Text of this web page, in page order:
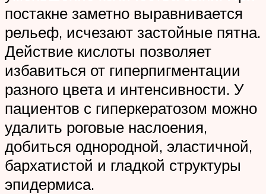
постакне заметно выравнивается
рельеф, исчезают застойные пятна.
Действие кислоты позволяет
избавиться от гиперпигментации
разного цвета и интенсивности. У
пациентов с гиперкератозом можно
удалить роговые наслоения,
добиться однородной, эластичной,
бархатистой и гладкой структуры
эпидермиса.